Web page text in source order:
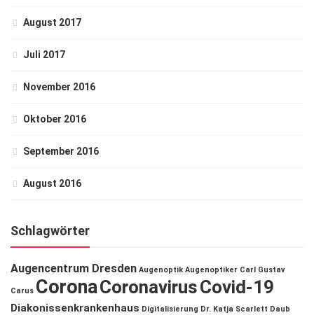
August 2017
Juli 2017
November 2016
Oktober 2016
September 2016
August 2016
Schlagwörter
Augencentrum Dresden Augenoptik Augenoptiker Carl Gustav
Carus CoronaCoronavirusCovid-19
Diakonissenkrankenhaus Digitalisierung Dr. Katja Scarlett Daub